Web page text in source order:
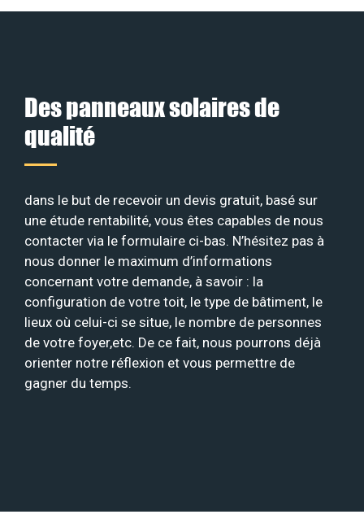
Des panneaux solaires de
qualité
dans le but de recevoir un devis gratuit, basé sur
une étude rentabilité, vous êtes capables de nous
contacter via le formulaire ci-bas. N’hésitez pas à
nous donner le maximum d’informations
concernant votre demande, à savoir : la
configuration de votre toit, le type de bâtiment, le
lieux où celui-ci se situe, le nombre de personnes
de votre foyer,etc. De ce fait, nous pourrons déjà
orienter notre réflexion et vous permettre de
gagner du temps.